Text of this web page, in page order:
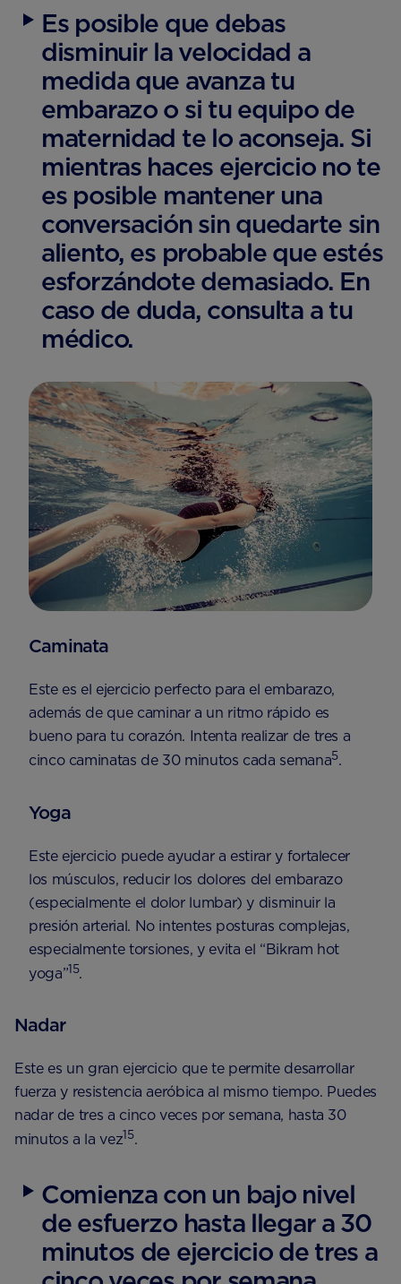
Es posible que debas
disminuir la velocidad a
medida que avanza tu
embarazo o si tu equipo de
maternidad te lo aconseja. Si
mientras haces ejercicio no te
es posible mantener una
conversación sin quedarte sin
aliento, es probable que estés
esforzándote demasiado. En
caso de duda, consulta a tu
médico.
Caminata
Este es el ejercicio perfecto para el embarazo,
además de que caminar a un ritmo rápido es
bueno para tu corazón. Intenta realizar de tres a
cinco caminatas de 30 minutos cada semana5.
Yoga
Este ejercicio puede ayudar a estirar y fortalecer
los músculos, reducir los dolores del embarazo
(especialmente el dolor lumbar) y disminuir la
presión arterial. No intentes posturas complejas,
especialmente torsiones, y evita el “Bikram hot
yoga”15.
Nadar
Este es un gran ejercicio que te permite desarrollar
fuerza y ​​resistencia aeróbica al mismo tiempo. Puedes
nadar de tres a cinco veces por semana, hasta 30
minutos a la vez15.
Comienza con un bajo nivel
de esfuerzo hasta llegar a 30
minutos de ejercicio de tres a